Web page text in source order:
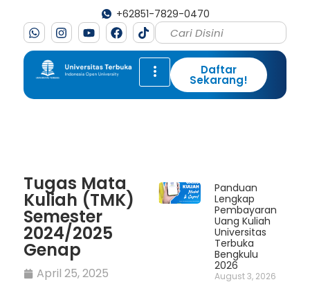
+62851-7829-0470
Daftar
Sekarang!
Tugas Mata
Kuliah (TMK)
Semester
2024/2025
Genap
April 25, 2025
Panduan
Lengkap
Pembayaran
Uang Kuliah
Universitas
Terbuka
Bengkulu
2026
August 3, 2026